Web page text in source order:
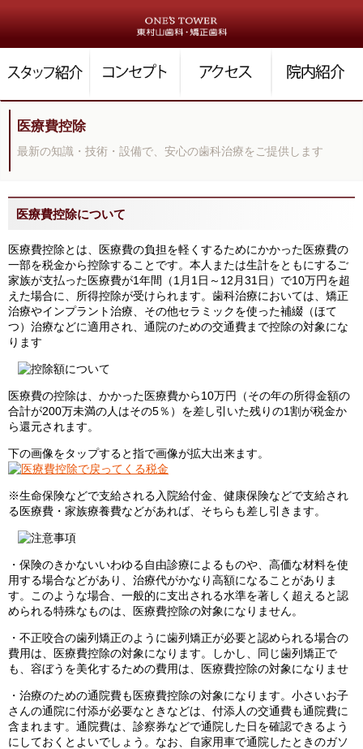
医療費控除
最新の知識・技術・設備で、安心の歯科治療をご提供します
医療費控除について
医療費控除とは、医療費の負担を軽くするためにかかった医療費の
一部を税金から控除することです。本人または生計をともにするご
家族が支払った医療費が1年間（1月1日～12月31日）で10万円を超
えた場合に、所得控除が受けられます。歯科治療においては、矯正
治療やインプラント治療、その他セラミックを使った補綴（ほて
つ）治療などに適用され、通院のための交通費まで控除の対象にな
ります
医療費の控除は、かかった医療費から10万円（その年の所得金額の
合計が200万未満の人はその5％）を差し引いた残りの1割が税金か
ら還元されます。
下の画像をタップすると指で画像が拡大出来ます。
※生命保険などで支給される入院給付金、健康保険などで支給され
る医療費・家族療養費などがあれば、そちらも差し引きます。
・保険のきかないいわゆる自由診療によるものや、高価な材料を使
用する場合などがあり、治療代がかなり高額になることがありま
す。このような場合、一般的に支出される水準を著しく超えると認
められる特殊なものは、医療費控除の対象になりません。
・不正咬合の歯列矯正のように歯列矯正が必要と認められる場合の
費用は、医療費控除の対象になります。しかし、同じ歯列矯正で
も、容ぼうを美化するための費用は、医療費控除の対象になりませ
・治療のための通院費も医療費控除の対象になります。小さいお子
さんの通院に付添が必要なときなどは、付添人の交通費も通院費に
含まれます。通院費は、診察券などで通院した日を確認できるよう
にしておくとよいでしょう。なお、自家用車で通院したときのガソ